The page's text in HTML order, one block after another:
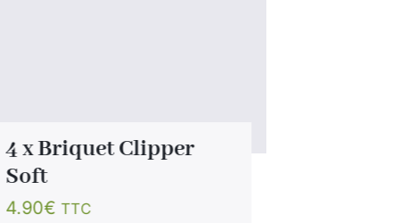
4 x Briquet Clipper
Soft
4.90€ TTC